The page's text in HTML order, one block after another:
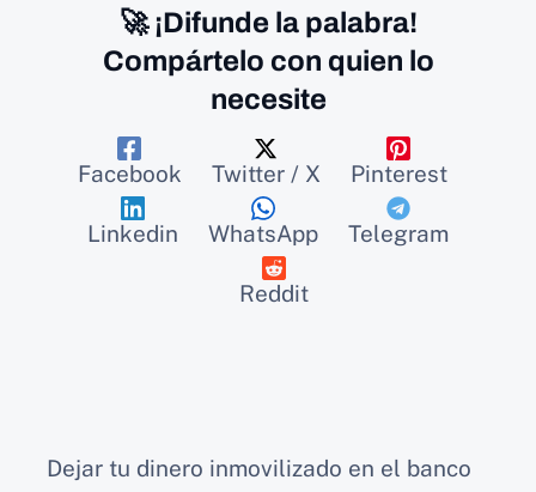
🚀 ¡Difunde la palabra!
Compártelo con quien lo
necesite
Facebook Twitter / X Pinterest
Linkedin WhatsApp Telegram
Reddit
Dejar tu dinero inmovilizado en el banco